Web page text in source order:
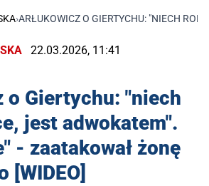
›ARŁUKOWICZ O GIERTYCHU: "NIECH
22.03.2026, 11:41
o Giertychu: "niech
jest adwokatem".
- zaatakował żonę
[WIDEO]